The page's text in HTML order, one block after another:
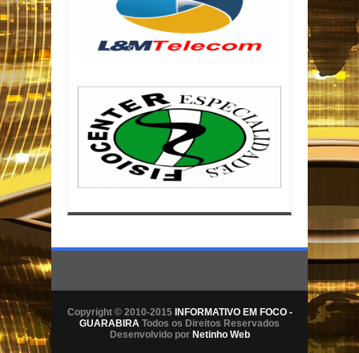
Copyright © 2010-2015 INFORMATIVO EM FOCO -
GUARABIRA Todos os Direitos Reservados
Desenvolvido por Netinho Web